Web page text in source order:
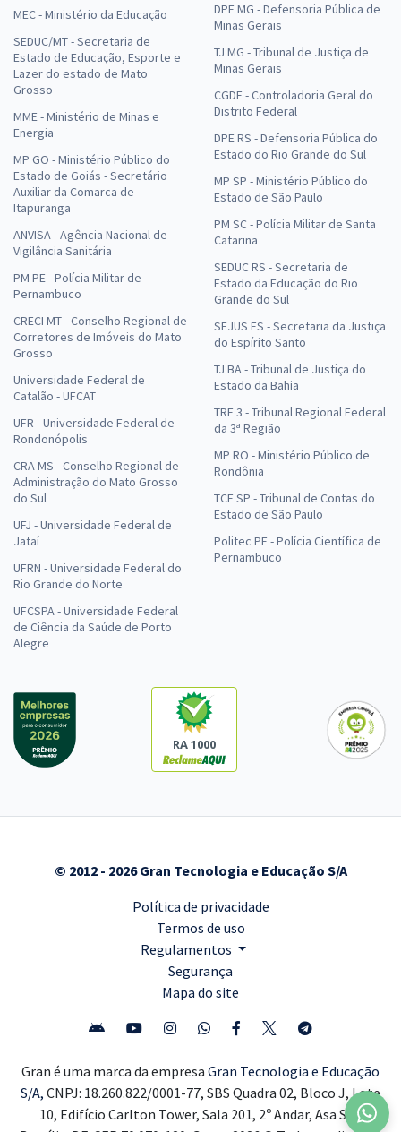
MEC - Ministério da Educação
SEDUC/MT - Secretaria de
Estado de Educação, Esporte e
Lazer do estado de Mato
Grosso
MME - Ministério de Minas e
Energia
MP GO - Ministério Público do
Estado de Goiás - Secretário
Auxiliar da Comarca de
Itapuranga
ANVISA - Agência Nacional de
Vigilância Sanitária
PM PE - Polícia Militar de
Pernambuco
CRECI MT - Conselho Regional de
Corretores de Imóveis do Mato
Grosso
Universidade Federal de
Catalão - UFCAT
UFR - Universidade Federal de
Rondonópolis
CRA MS - Conselho Regional de
Administração do Mato Grosso
do Sul
UFJ - Universidade Federal de
Jataí
UFRN - Universidade Federal do
Rio Grande do Norte
UFCSPA - Universidade Federal
de Ciência da Saúde de Porto
Alegre
DPE MG - Defensoria Pública de
Minas Gerais
TJ MG - Tribunal de Justiça de
Minas Gerais
CGDF - Controladoria Geral do
Distrito Federal
DPE RS - Defensoria Pública do
Estado do Rio Grande do Sul
MP SP - Ministério Público do
Estado de São Paulo
PM SC - Polícia Militar de Santa
Catarina
SEDUC RS - Secretaria de
Estado da Educação do Rio
Grande do Sul
SEJUS ES - Secretaria da Justiça
do Espírito Santo
TJ BA - Tribunal de Justiça do
Estado da Bahia
TRF 3 - Tribunal Regional Federal
da 3ª Região
MP RO - Ministério Público de
Rondônia
TCE SP - Tribunal de Contas do
Estado de São Paulo
Politec PE - Polícia Científica de
Pernambuco
RA 1000
© 2012 - 2026 Gran Tecnologia e Educação S/A
Política de privacidade
Termos de uso
Regulamentos
Segurança
Mapa do site
Gran é uma marca da empresa Gran Tecnologia e Educação
S/A, CNPJ: 18.260.822/0001-77, SBS Quadra 02, Bloco J, Lote
10, Edifício Carlton Tower, Sala 201, 2º Andar, Asa Sul,